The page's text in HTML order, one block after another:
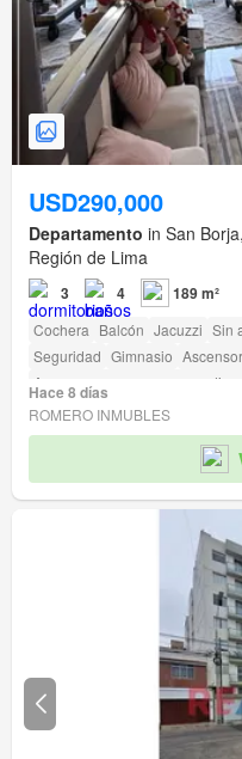
USD290,000
Departamento in San
Región de Lima
3 4 189 m²
Cochera Balcón Jacuzzi Sin
Seguridad Gimnasio Ascensor
Acceso para personas con
Hace 8 días
ROMERO INMUBLES